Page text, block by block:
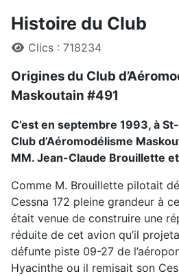
Histoire du Club
DétailsClics : 718234
Origines du Club
Maskoutain #491
C’est en septembre 1993, à
Club d’Aéromodélisme
MM. Jean-Claude Brouillette
Comme M. Brouillette pilotait
Cessna 172 pleine grandeur à
était venue de construire une
réduite de cet avion qu’il
défunte piste 09-27 de
Hyacinthe ou il remisait son